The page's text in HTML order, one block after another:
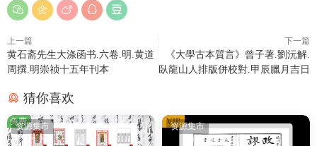
上一篇
黄石斋先生大涤函书.六卷.明.黄道
周撰.明崇祯十五年刊本
下一篇
《大學古本質言》曾子著.劉沅解.
臥龍山人排版併校對.甲辰臘月吉日
猜你喜欢
资源集市
免费 资源集市
VIP